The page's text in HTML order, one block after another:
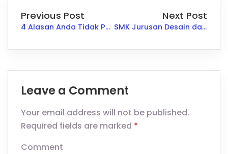
Previous Post
4 Alasan Anda Tidak Pernah Mendapatkan Promosi Jabatan
Next Post
SMK Jurusan Desain dan Rancang Bangun Kapal: Peluang Kerja di Industri Maritim
Leave a Comment
Your email address will not be published.
Required fields are marked *
Comment